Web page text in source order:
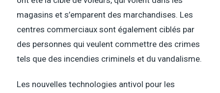
magasins et s’emparent des marchandises. Les
centres commerciaux sont également ciblés par
des personnes qui veulent commettre des crimes
tels que des incendies criminels et du vandalisme.
Les nouvelles technologies antivol pour les